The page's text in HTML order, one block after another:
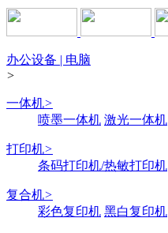
办公设备 | 电脑
>
一体机>
喷墨一体机 激光一体机
打印机>
条码打印机/热敏打印机
复合机>
彩色复印机 黑白复印机